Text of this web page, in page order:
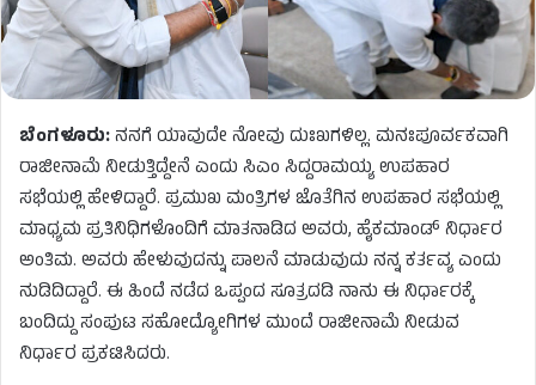
ಬೆಂಗಳೂರು:ನನಗೆ ಯಾವುದೇ ನೋವು ದುಃಖಗಳಿಲ್ಲ. ಮನಃಪೂರ್ವಕವಾಗಿ
ರಾಜೀನಾಮೆ ನೀಡುತ್ತಿದ್ದೇನೆ ಎಂದು ಸಿಎಂ ಸಿದ್ದರಾಮಯ್ಯ ಉಪಹಾರ
ಸಭೆಯಲ್ಲಿ ಹೇಳಿದ್ದಾರೆ. ಪ್ರಮುಖ ಮಂತ್ರಿಗಳ ಜೊತೆಗಿನ ಉಪಹಾರ ಸಭೆಯಲ್ಲಿ
ಮಾಧ್ಯಮ ಪ್ರತಿನಿಧಿಗಳೊಂದಿಗೆ ಮಾತನಾಡಿದ ಅವರು, ಹೈಕಮಾಂಡ್ ನಿರ್ಧಾರ
ಅಂತಿಮ. ಅವರು ಹೇಳುವುದನ್ನು ಪಾಲನೆ ಮಾಡುವುದು ನನ್ನ ಕರ್ತವ್ಯ ಎಂದು
ನುಡಿದಿದ್ದಾರೆ. ಈ ಹಿಂದೆ ನಡೆದ ಒಪ್ಪಂದ ಸೂತ್ರದಡಿ ನಾನು ಈ ನಿರ್ಧಾರಕ್ಕೆ
ಬಂದಿದ್ದು ಸಂಪುಟ ಸಹೋದ್ಯೋಗಿಗಳ ಮುಂದೆ ರಾಜೀನಾಮೆ ನೀಡುವ
ನಿರ್ಧಾರ ಪ್ರಕಟಿಸಿದರು.